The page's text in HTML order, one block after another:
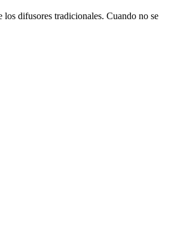
difusores tradicionales. Cuando no se